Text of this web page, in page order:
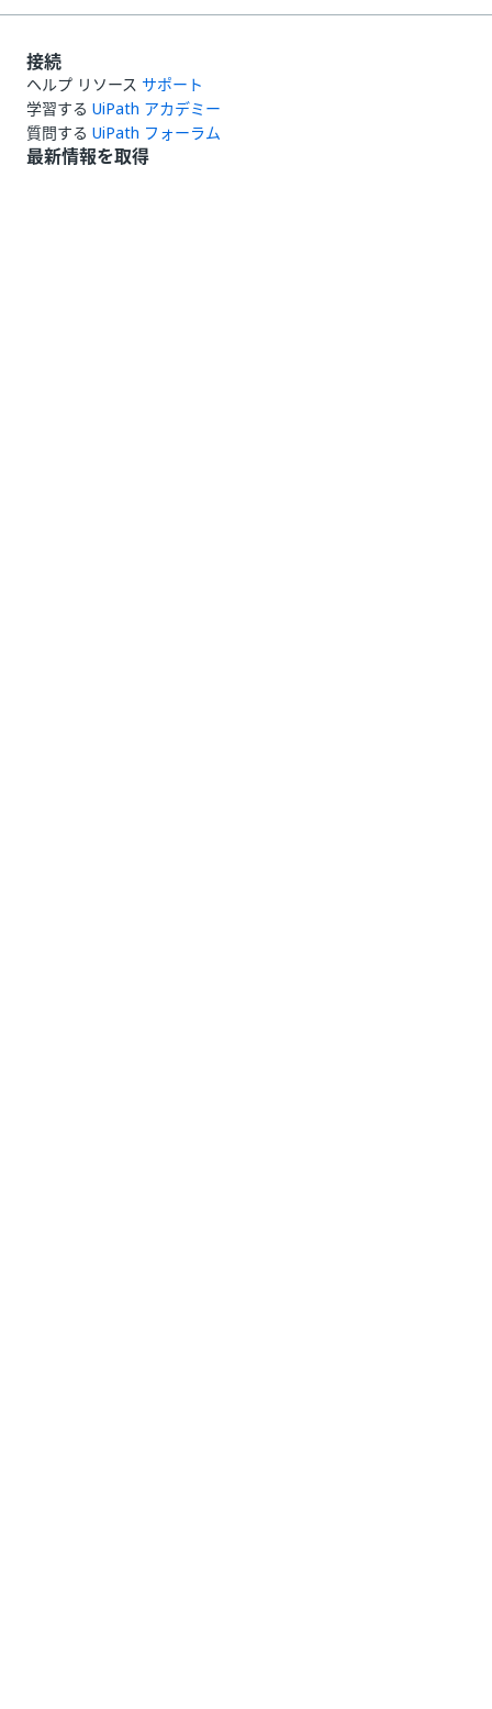
接続
ヘルプ リソース サポート
学習する UiPath アカデミー
質問する UiPath フォーラム
最新情報を取得